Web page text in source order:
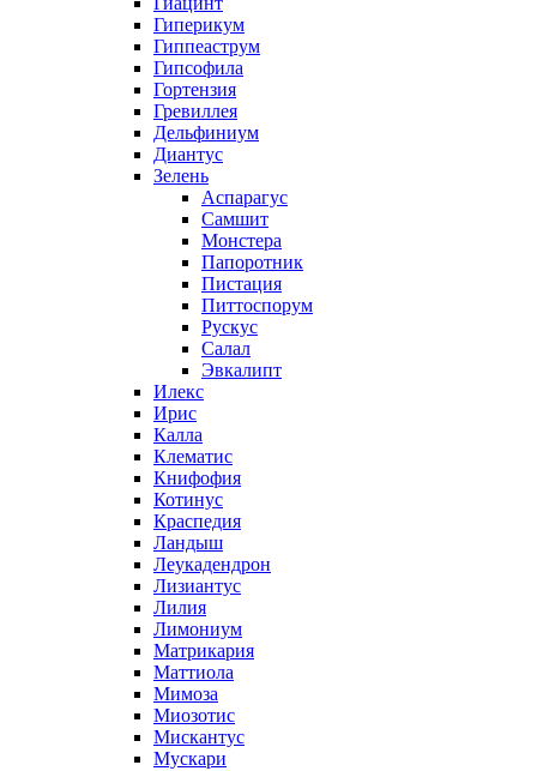
Гиперикум
Гиппеаструм
Гипсофила
Гортензия
Гревиллея
Дельфиниум
Диантус
Зелень
Аспарагус
Самшит
Монстера
Папоротник
Пистация
Питтоспорум
Рускус
Салал
Эвкалипт
Илекс
Ирис
Калла
Клематис
Книфофия
Котинус
Краспедия
Ландыш
Леукадендрон
Лизиантус
Лилия
Лимониум
Матрикария
Маттиола
Мимоза
Миозотис
Мискантус
Мускари